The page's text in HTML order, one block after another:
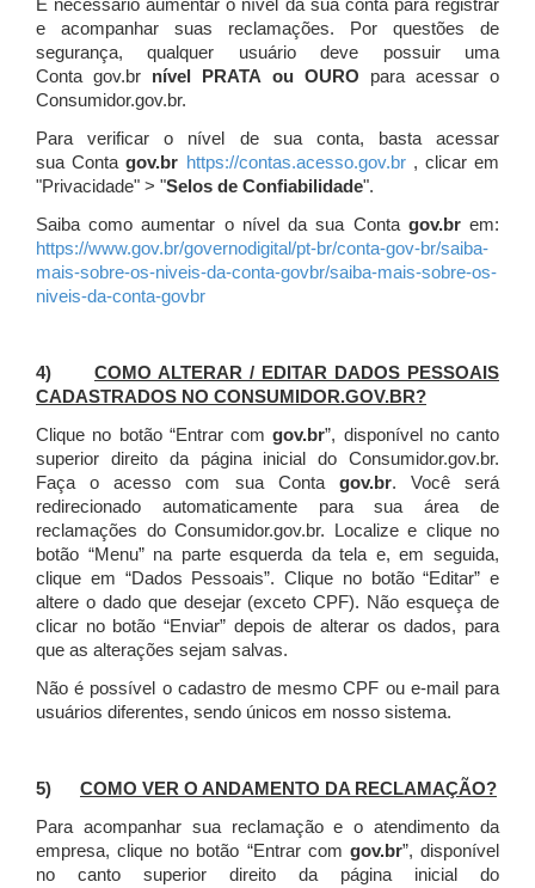
É necessário aumentar o nível da sua conta para registrar
e acompanhar suas reclamações. Por questões de
segurança, qualquer usuário deve possuir uma
Conta gov.br nível PRATA ou OURO para acessar o
Consumidor.gov.br.
Para verificar o nível de sua conta, basta acessar
sua Contagov.br https://contas.acesso.gov.br, clicar em
"Privacidade" > "Selos de Confiabilidade".
Saiba como aumentar o nível da sua Conta gov.brem:
https://www.gov.br/governodigital/pt-br/conta-gov-br/saiba-
mais-sobre-os-niveis-da-conta-govbr/saiba-mais-sobre-os-
niveis-da-conta-govbr
4) COMO ALTERAR / EDITAR DADOS PESSOAIS
CADASTRADOS NO CONSUMIDOR.GOV.BR?
Clique no botão “Entrar comgov.br”, disponível no canto
superior direito da página inicial do Consumidor.gov.br.
Faça o acesso com sua Conta gov.br. Você será
redirecionado automaticamente para sua área de
reclamações do Consumidor.gov.br.
Localize e clique no
botão “Menu” na parte esquerda da tela e, em seguida,
clique em “Dados Pessoais”. Clique no botão “Editar” e
altere o dado que desejar (exceto CPF). Não esqueça de
clicar no botão “Enviar” depois de alterar os dados, para
que as alterações sejam salvas.
Não é possível o cadastro de mesmo CPF ou e-mail para
usuários diferentes, sendo únicos em nosso sistema.
5) COMO VER O ANDAMENTO DA RECLAMAÇÃO?
Para acompanhar sua reclamação e o atendimento da
empresa, clique no botão “Entrar com gov.br”, disponível
no canto superior direito da página inicial do